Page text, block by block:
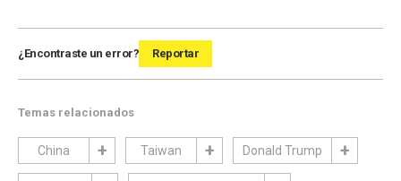
¿Encontraste un error? Reportar
Temas relacionados
China Taiwan Donald Trump